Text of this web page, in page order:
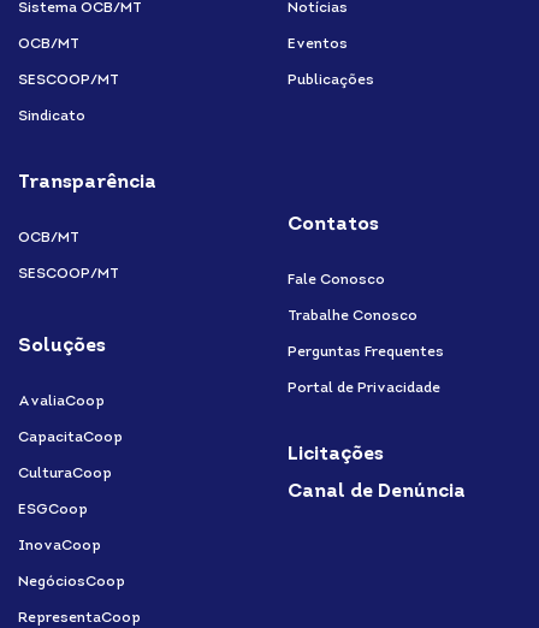
Sistema OCB/MT
OCB/MT
SESCOOP/MT
Sindicato
Transparência
OCB/MT
SESCOOP/MT
Soluções
AvaliaCoop
CapacitaCoop
CulturaCoop
ESGCoop
InovaCoop
NegóciosCoop
RepresentaCoop
Notícias
Eventos
Publicações
Contatos
Fale Conosco
Trabalhe Conosco
Perguntas Frequentes
Portal de Privacidade
Licitações
Canal de Denúncia